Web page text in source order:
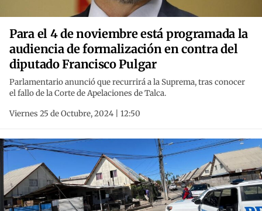
Para el 4 de noviembre está programada la
audiencia de formalización en contra del
diputado Francisco Pulgar
Parlamentario anunció que recurrirá a la Suprema, tras conocer
el fallo de la Corte de Apelaciones de Talca.
Viernes 25 de Octubre, 2024 | 12:50